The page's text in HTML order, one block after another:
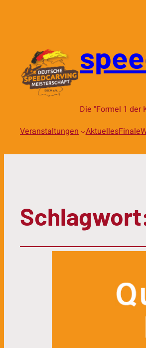
Die "Formel 1 der
Veranstaltungen AktuellesFinale